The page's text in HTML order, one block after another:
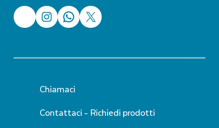
Chiamaci
Contattaci - Richiedi prodotti